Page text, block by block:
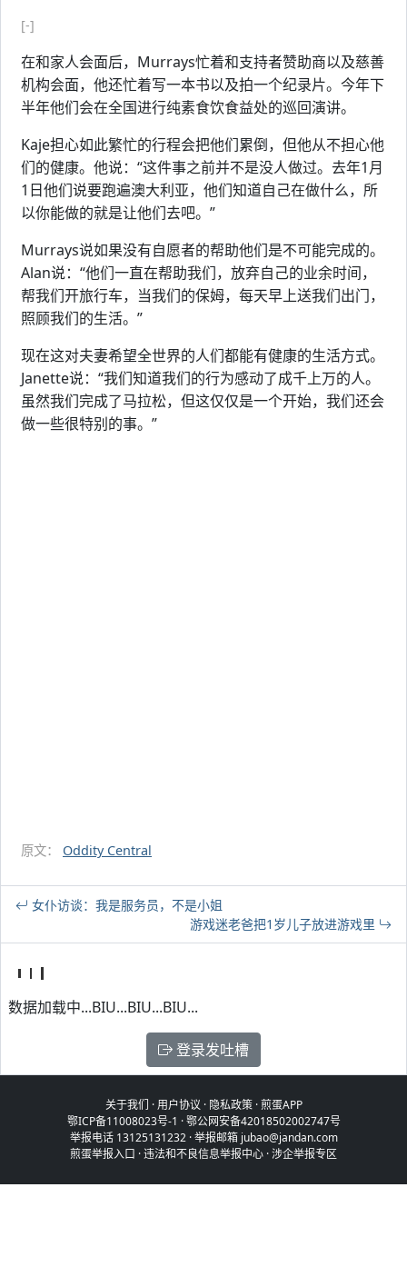
[-]
在和家人会面后，Murrays忙着和支持者赞助商以及慈善
机构会面，他还忙着写一本书以及拍一个纪录片。今年下
半年他们会在全国进行纯素食饮食益处的巡回演讲。
Kaje担心如此繁忙的行程会把他们累倒，但他从不担心他
们的健康。他说：“这件事之前并不是没人做过。去年1月
1日他们说要跑遍澳大利亚，他们知道自己在做什么，所
以你能做的就是让他们去吧。”
Murrays说如果没有自愿者的帮助他们是不可能完成的。
Alan说：“他们一直在帮助我们，放弃自己的业余时间，
帮我们开旅行车，当我们的保姆，每天早上送我们出门，
照顾我们的生活。”
现在这对夫妻希望全世界的人们都能有健康的生活方式。
Janette说：“我们知道我们的行为感动了成千上万的人。
虽然我们完成了马拉松，但这仅仅是一个开始，我们还会
做一些很特别的事。”
原文： Oddity Central
女仆访谈：我是服务员，不是小姐
游戏迷老爸把1岁儿子放进游戏里
数据加载中...BIU...BIU...BIU...
登录发吐槽
关于我们 ·用户协议 · 隐私政策·煎蛋APP
鄂ICP备11008023号-1 ·鄂公网安备42018502002747号
举报电话 13125131232 · 举报邮箱 jubao@jandan.com
煎蛋举报入口 ·违法和不良信息举报中心 ·涉企举报专区